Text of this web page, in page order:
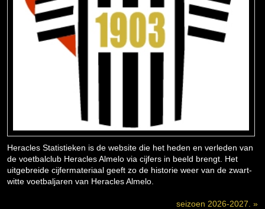
Heracles Statistieken is de website die het heden en verleden van
de voetbalclub Heracles Almelo via cijfers in beeld brengt. Het
uitgebreide cijfermateriaal geeft zo de historie weer van de zwart-
witte voetbaljaren van Heracles Almelo.
seizoen 2026-2027. »